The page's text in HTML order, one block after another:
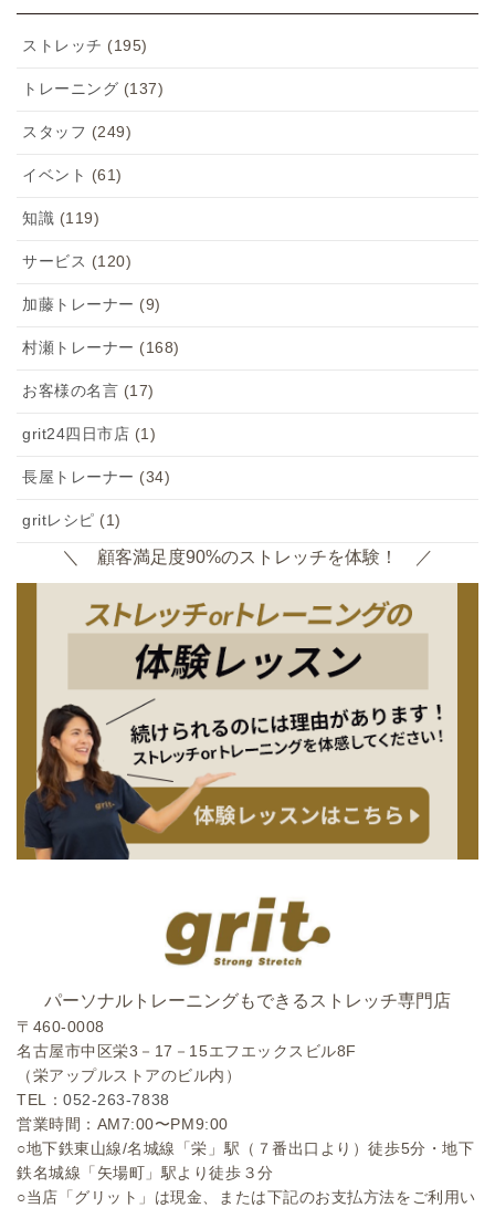
ストレッチ (195)
トレーニング (137)
スタッフ (249)
イベント (61)
知識 (119)
サービス (120)
加藤トレーナー (9)
村瀬トレーナー (168)
お客様の名言 (17)
grit24四日市店 (1)
長屋トレーナー (34)
gritレシピ (1)
＼ 顧客満足度90%のストレッチを体験！ ／
パーソナルトレーニングもできるストレッチ専門店
〒460-0008
名古屋市中区栄3－17－15エフエックスビル8F
（栄アップルストアのビル内）
TEL：052-263-7838
営業時間：AM7:00〜PM9:00
○地下鉄東山線/名城線「栄」駅（７番出口より）徒歩5分・地下
鉄名城線「矢場町」駅より徒歩３分
○当店「グリット」は現金、または下記のお支払方法をご利用い